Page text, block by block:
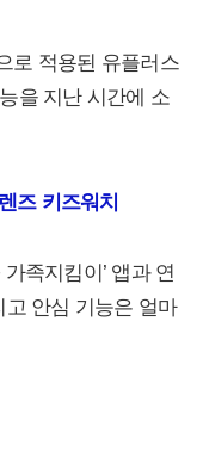
로 적용된 유플러스
을 지난 시간에 소
즈 키즈워치
족지킴이’ 앱과 연
안심 기능은 얼마